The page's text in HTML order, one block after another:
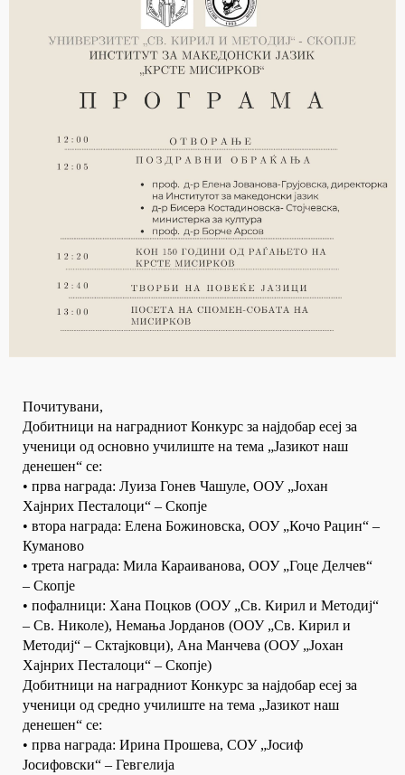
Почитувани,
Добитници на наградниот Конкурс за најдобар есеј за
ученици од основно училиште на тема „Јазикот наш
денешен“ се:
• првa награда: Луиза Гонев Чашуле, ООУ „Јохан
Хајнрих Песталоци“ – Скопје
• вторa награда: Елена Божиновска, ООУ „Кочо Рацин“ –
Куманово
• третa награда: Мила Караиванова, ООУ „Гоце Делчев“
– Скопје
• пофалници: Хана Поцков (ООУ „Св. Кирил и Методиј“
– Св. Николе), Немања Јорданов (ООУ „Св. Кирил и
Методиј“ – Сктајковци), Ана Манчева (ООУ „Јохан
Хајнрих Песталоци“ – Скопје)
Добитници на наградниот Конкурс за најдобар есеј за
ученици од средно училиште на тема „Јазикот наш
денешен“ се:
• првa награда: Ирина Прошева, СОУ „Јосиф
Јосифовски“ – Гевгелија